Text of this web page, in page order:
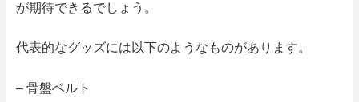
が期待できるでしょう。
代表的なグッズには以下のようなものがあります。
– 骨盤ベルト